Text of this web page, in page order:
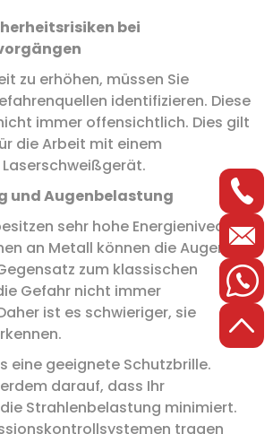
bei
zu erhöhen, müssen Sie
identifizieren. Diese
immer offensichtlich. Dies gilt
die Arbeit mit einem
und Augenbelastung
sehr hohe Energieniveaus.
an Metall können die Augen
zum klassischen
Gefahr nicht immer
ist es schwieriger, sie
eine geeignete Schutzbrille.
darauf, dass Ihr
Strahlenbelastung minimiert.
tragen